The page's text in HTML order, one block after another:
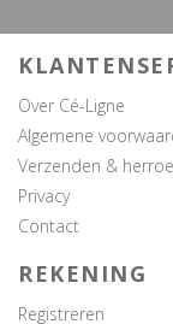
Over Cé-Ligne
Algemene
Verzenden &
Privacy
Contact
REKENING
Registreren